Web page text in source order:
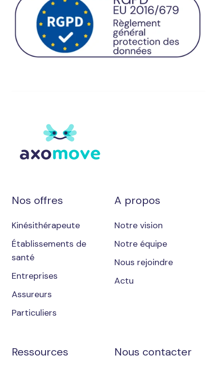
Nos offres
Kinésithérapeute
Établissements de
santé
Entreprises
Assureurs
Particuliers
A propos
Notre vision
Notre équipe
Nous rejoindre
Actu
Ressources Nous contacter